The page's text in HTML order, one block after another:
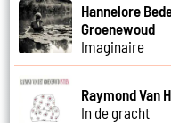
Hannelore
Groenewoud
Imaginaire
Raymond Van
In de gracht